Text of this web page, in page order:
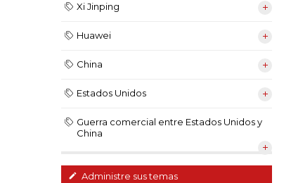
Xi Jinping
Huawei
China
Estados Unidos
Guerra comercial entre Estados Unidos y
China
Administre sus temas